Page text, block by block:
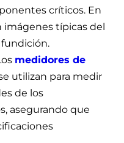
críticos. En
imágenes típicas del
medidores de
utilizan para medir
de los
asegurando que